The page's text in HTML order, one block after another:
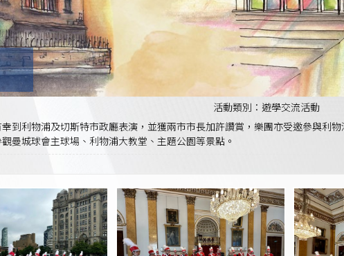
活動類別：遊學交流活動
利物浦及切斯特市政廳表演，並獲兩市市長加許讚賞，樂團亦受邀參與利
曼城球會主球場、利物浦大教堂、主題公園等景點。